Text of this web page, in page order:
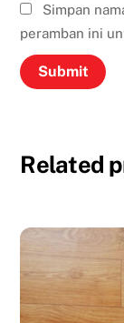
Simpan
peramban ini
Related